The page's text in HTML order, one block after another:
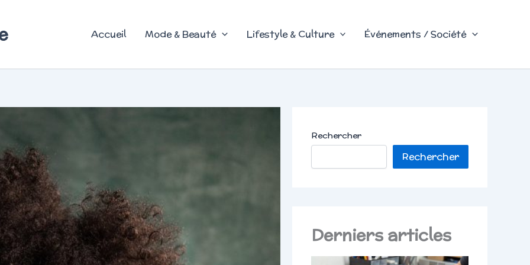
Accueil Mode & Beauté Lifestyle & Culture Événements / Société
Rechercher
Rechercher
Derniers articles